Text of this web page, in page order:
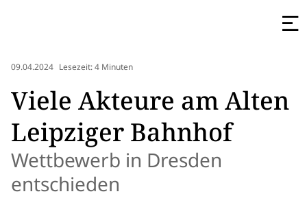
09.04.2024 Lesezeit: 4 Minuten
Viele Akteure am Alten
Leipziger Bahnhof
Wettbewerb in Dresden
entschieden